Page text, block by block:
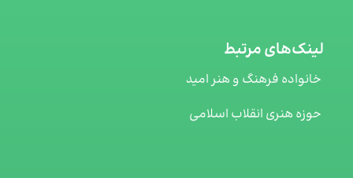
لینک‌های مرتبط
خانواده فرهنگ و هنر امید
حوزه هنری انقلاب اسلامی